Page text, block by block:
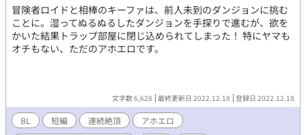
冒険者ロイドと相棒のキーファは、前人未到のダンジョンに挑む
ことに。湿ってぬるぬるしたダンジョンを手探りで進むが、欲を
かいた結果トラップ部屋に閉じ込められてしまった！ 特にヤマも
オチもない、ただのアホエロです。
文字数 6,628 最終更新日 2022.12.18 登録日 2022.12.18
BL 短編 連続絶頂
アホエロ